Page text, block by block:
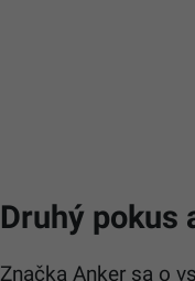
Druhý pokus
Značka Anker sa o